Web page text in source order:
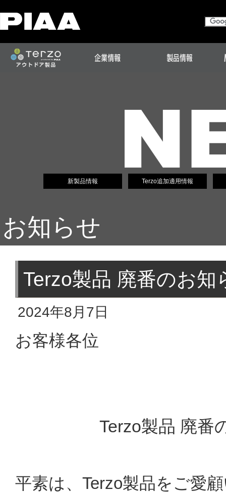
新製品情報 Terzo追加適用情報
お知らせ
Terzo製品 廃番のお知
2024年8月7日
お客様各位
Terzo製品 廃番
平素は、Terzo製品をご愛